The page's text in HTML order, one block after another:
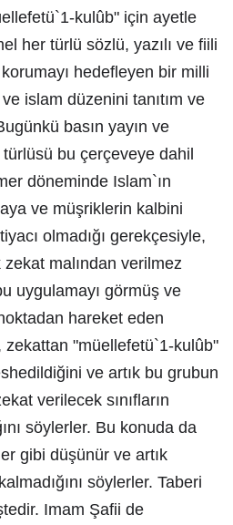
kulûb" için ayetle
her türlü sözlü, yazılı ve fiili
hedefleyen bir milli
islam düzenini tanıtım ve
basın yayın ve
bu çerçeveye dahil
döneminde Islam`ın
ve müşriklerin kalbini
olmadığı gerekçesiyle,
malından verilmez
uygulamayı görmüş ve
hareket eden
"müellefetü`1-kulûb"
ve artık bu grubun
verilecek sınıfların
söylerler. Bu konuda da
gibi düşünür ve artık
söylerler. Taberi
Imam Şafii de